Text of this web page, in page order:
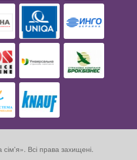
Всі права захищені.